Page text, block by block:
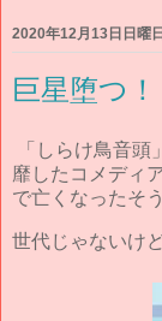
2020年12月13日日曜日
巨星堕つ！
「しらけ鳥音頭
靡したコメディ
で亡くなったそ
世代じゃないけ